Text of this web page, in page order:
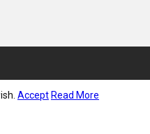
Accept Read More